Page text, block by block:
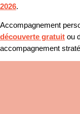
2026.
Accompagnement
découverte gratuit ou
accompagnement